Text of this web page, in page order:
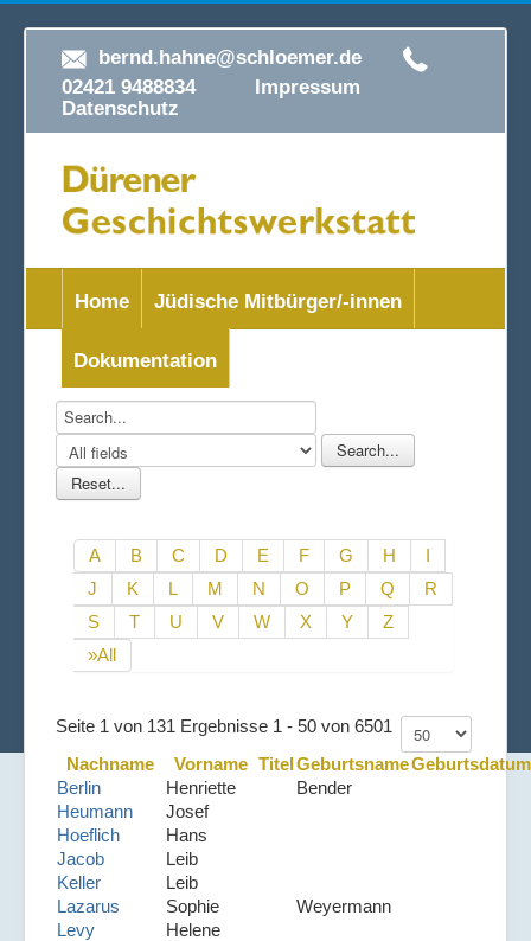
bernd.hahne@schloemer.de
02421 9488834 Impressum
Datenschutz
Home Jüdische Mitbürger/-innen
Dokumentation
A B C D E F G H
I
J
K L M N O P Q
R
S
T U V W X Y
Z
»All
Seite 1 von 131 Ergebnisse 1 - 50 von 6501
Nachname
Vorname TitelGeburtsnameGeburtsdatum
Berlin
Henriette
Bender
Heumann
Josef
Hoeflich
Hans
Jacob
Leib
Keller
Leib
Lazarus
Sophie
Weyermann
Levy
Helene